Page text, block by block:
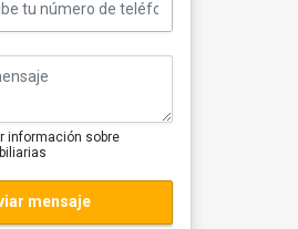
información sobre
mensaje